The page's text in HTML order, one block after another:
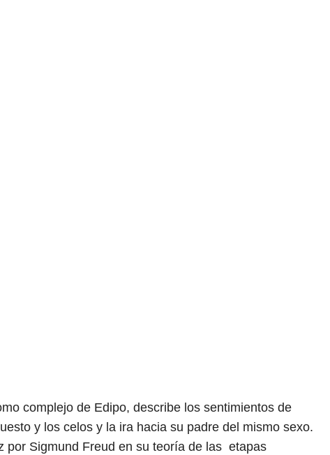
complejo de Edipo, describe los sentimientos de
y los celos y la ira hacia su padre del mismo sexo.
por Sigmund Freud en su teoría de las etapas